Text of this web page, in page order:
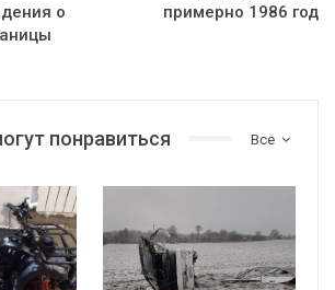
о
примерно 1986 год
Все
понравиться